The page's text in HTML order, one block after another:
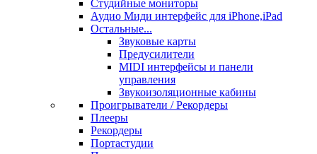
Студийные мониторы
Аудио Миди интерфейс для iPhone,iPad
Остальные...
Звуковые карты
Предусилители
MIDI интерфейсы и панели
управления
Звукоизоляционные кабины
Проигрыватели / Рекордеры
Плееры
Рекордеры
Портастудии